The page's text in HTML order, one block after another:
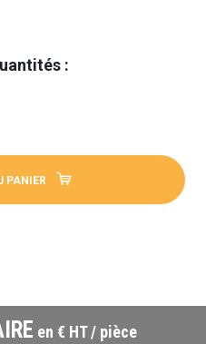
:
PANIER
en € HT / pièce